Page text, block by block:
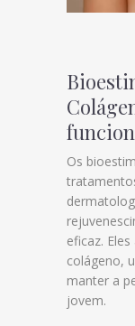
Os
eficaz.
colágeno,
manter a
jovem.